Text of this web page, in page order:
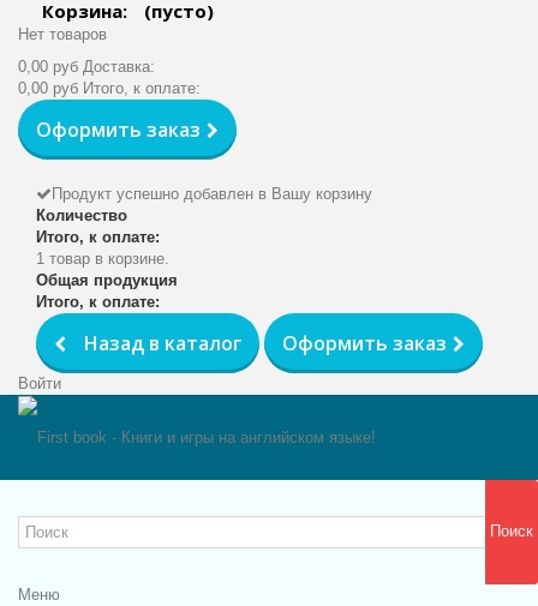
Корзина: (пусто)
Нет товаров
0,00 руб Доставка:
0,00 руб Итого, к оплате:
Оформить заказ
Продукт успешно добавлен в Вашу корзину
Количество
Итого, к оплате:
1 товар в корзине.
Общая продукция
Итого, к оплате:
Назад в каталог Оформить заказ
Войти
Поиск
Меню